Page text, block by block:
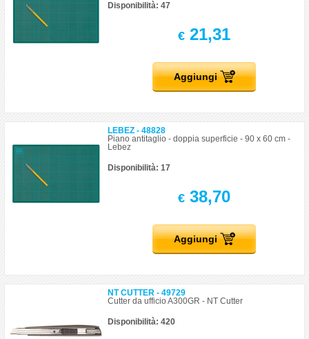
Disponibilità: 47
€21,31
Aggiungi
LEBEZ - 48828
Piano antitaglio - doppia superficie - 90 x 60 cm -
Lebez
Disponibilità: 17
€38,70
Aggiungi
NT CUTTER - 49729
Cutter da ufficio A300GR - NT Cutter
Disponibilità: 420